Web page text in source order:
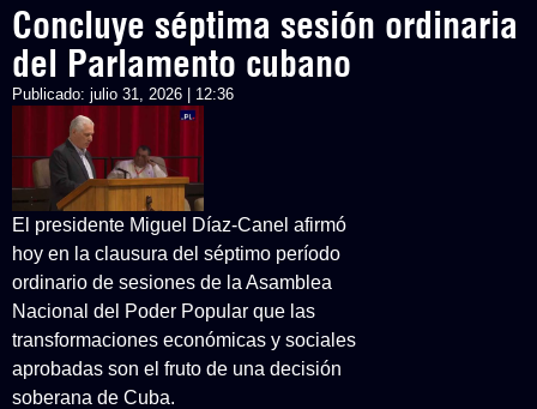
Concluye séptima sesión ordinaria
del Parlamento cubano
Publicado: julio 31, 2026 | 12:36
El presidente Miguel Díaz-Canel afirmó
hoy en la clausura del séptimo período
ordinario de sesiones de la Asamblea
Nacional del Poder Popular que las
transformaciones económicas y sociales
aprobadas son el fruto de una decisión
soberana de Cuba.